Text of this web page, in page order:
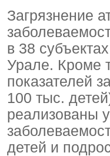
Загрязнение
в 38
Урале. Кроме
показателей
100 тыс.
реализованы
детей и